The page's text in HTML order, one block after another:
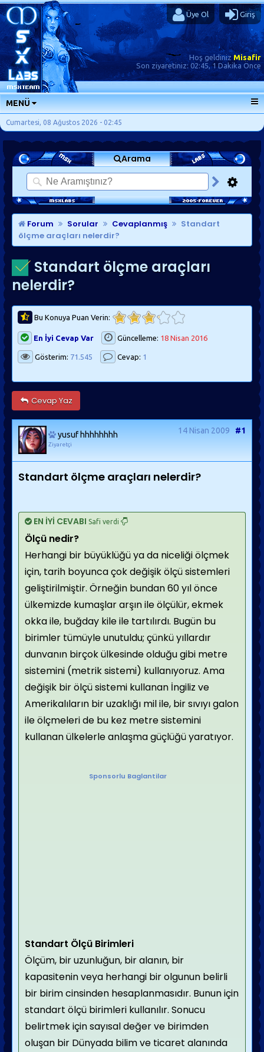
Üye Ol Giriş
Hoş geldinizMisafir
Son ziyaretiniz: 02:45, 1 Dakika Önce
MENÜ
ANA SAYFA
FORUMLAR
SORU-CEVAP
GÜNLÜKLER
SON MESAJLAR
KISAYOLLAR
Cumartesi, 08 Ağustos 2026 - 02:45
Arama
Forum Sorular Cevaplanmış
Standart
ölçme araçları nelerdir?
Standart ölçme araçları
nelerdir?
Bu Konuya Puan Verin:
En İyi Cevap Var Güncelleme: 18 Nisan 2016
Gösterim: 71.545 Cevap: 1
Cevap Yaz
yusuf hhhhhhhh
Ziyaretçi
14 Nisan 2009 #1
Standart ölçme araçları nelerdir?
EN İYİ CEVABI Safi verdi
Ölçü nedir?
Herhangi bir büyüklüğü ya da niceliği ölçmek
için, tarih boyunca çok değişik ölçü sistemleri
geliştirilmiştir. Örneğin bundan 60 yıl önce
ülkemizde kumaşlar arşın ile ölçülür, ekmek
okka ile, buğday kile ile tartılırdı. Bugün bu
birimler tümüyle unutul­du; çünkü yıllardır
dunvanın birçok ülkesinde olduğu gibi metre
sistemini (metrik sistemi) kullanıyoruz. Ama
değişik bir ölçü sistemi kullanan İngiliz ve
Amerikalıların bir uzaklı­ğı mil ile, bir sıvıyı galon
ile ölçmeleri de bu kez metre sistemini
kullanan ülkelerle anlaş­ma güçlüğü yaratıyor.
Sponsorlu Baglantilar
Standart Ölçü Birimleri
Ölçüm, bir uzunluğun, bir alanın, bir
kapasitenin veya herhangi bir olgunun belirli
bir birim cinsinden hesaplanmasıdır. Bunun için
standart ölçü birimleri kullanılır. Sonucu
belirtmek için sayısal değer ve birimden
oluşan bir Dünyada bilim ve ticaret alanında